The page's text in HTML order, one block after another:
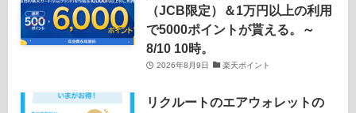
（JCB限定）＆1万円以上の利用
で5000ポイントが貰える。～
8/10 10時。
2026年8月9日 楽天ポイント
リクルートのエアウォレットの